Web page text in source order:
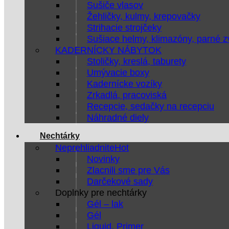
Sušiče vlasov
Žehličky, kulmy, krepovačky
Strihacie strojčeky
Sušiace helmy, klimazóny, parné
KADERNÍCKY NÁBYTOK
Stoličky, kreslá, taburety
Umývacie boxy
Kadernícke vozíky
Zrkadlá, pracoviská
Recepcie, sedačky na recepciu
Náhradné diely
Nechtárky
Neprehliadnite
Novinky
Zlacnili sme pre Vás
Darčekové sady
Doplnky pre nechtárky
Gél – lak
Gél
Liquid, Primer